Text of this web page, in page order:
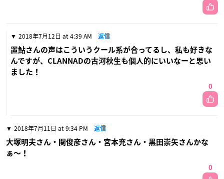
2018年7月12日 at 4:39 AM 返信
置鮎さんの声はこういうクール系が合ってるし、私も好きな
んですが、CLANNADの古河秋生も個人的にいいなーと思い
ました！
0
2018年7月11日 at 9:34 PM 返信
大塚明夫さん・関俊彦さん・宮本充さん・黒田崇矢さんかな
ぁ〜！
0